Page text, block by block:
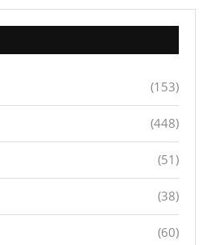
(153)
(448)
(51)
(38)
(60)